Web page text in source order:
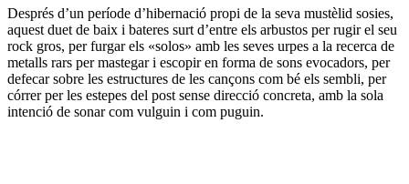
Després d’un període d’hibernació propi de la seva mustèlid sosies,
aquest duet de baix i bateres surt d’entre els arbustos per rugir el seu
rock gros, per furgar els «solos» amb les seves urpes a la recerca de
metalls rars per mastegar i escopir en forma de sons evocadors, per
defecar sobre les estructures de les cançons com bé els sembli, per
córrer per les estepes del post sense direcció concreta, amb la sola
intenció de sonar com vulguin i com puguin.